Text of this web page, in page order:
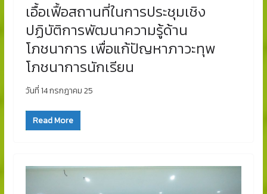
เอื้อเฟื้อสถานที่ในการประชุมเชิง
ปฏิบัติการพัฒนาความรู้ด้าน
โภชนาการ เพื่อแก้ปัญหาภาวะทุพ
โภชนาการนักเรียน
วันที่ 14 กรกฎาคม 25
Read More